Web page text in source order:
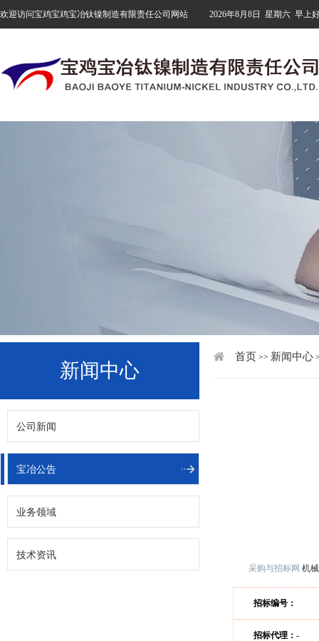
欢迎访问宝鸡宝鸡宝冶钛镍制造有限责任公司网站 2026年8月8日 星期六 早上
新闻中心
公司新闻
宝冶公告
业务领域
技术资讯
首页 >> 新闻中心
采购与招标网 机
招标编号：
招标代理：-